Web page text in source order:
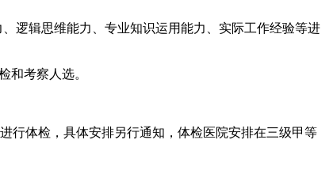
逻辑思维能力、专业知识运用能力、实际工作经验等进
和考察人选。
行体检，具体安排另行通知，体检医院安排在三级甲等